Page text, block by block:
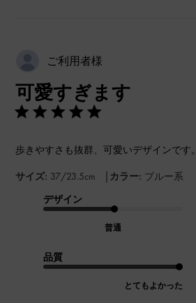
ご利用者様
可愛すぎます
歩きやすさも抜群、可愛いデザインです。
サイズ: 37/23.5cm | カラー: ブルー系
デザイン
普通
品質
とてもよかった